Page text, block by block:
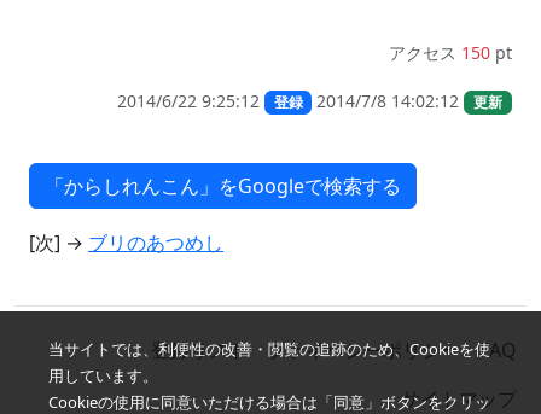
アクセス 150 pt
2014/6/22 9:25:12 登録 2014/7/8 14:02:12 更新
[次] → ブリのあつめし
当サイトでは、利便性の改善・閲覧の追跡のため、Cookieを使
用しています。
Cookieの使用に同意いただける場合は「同意」ボタンをクリッ
登録リスト プライバシーポリシー
FAQ
サイトマップ